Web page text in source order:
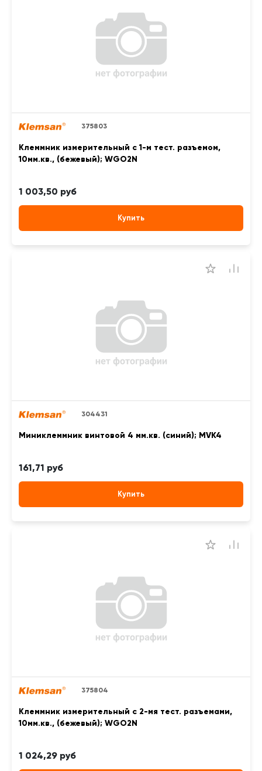
375803
Клеммник измерительный с 1-м тест. разъемом,
10мм.кв., (бежевый); WGO2N
1 003,50 руб
Купить
304431
Миниклеммник винтовой 4 мм.кв. (синий); MVK4
161,71 руб
Купить
375804
Клеммник измерительный с 2-мя тест. разъемами,
10мм.кв., (бежевый); WGO2N
1 024,29 руб